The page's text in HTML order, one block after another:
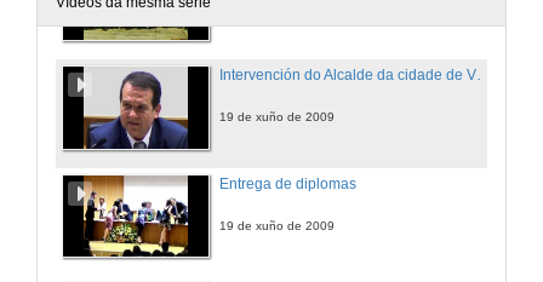
Intervención do Alcalde da cidade de Vigo
19 de xuño de 2009
Entrega de diplomas
19 de xuño de 2009